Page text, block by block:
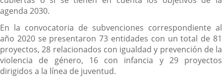
agenda 2030.
En la convocatoria de subvenciones correspondiente al
año 2020 se presentaron 73 entidades con un total de 81
proyectos, 28 relacionados con igualdad y prevención de la
violencia de género, 16 con infancia y 29 proyectos
dirigidos a la línea de juventud.